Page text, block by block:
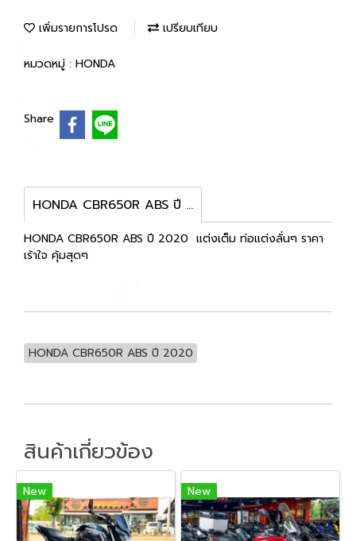
เพิ่มรายการโปรด เปรียบเทียบ
หมวดหมู่ : HONDA
Share
HONDA CBR650R ABS ปี 2020
HONDA CBR650R ABS ปี 2020 แต่งเต็ม ท่อแต่งลั่นๆ ราคา
เร้าใจ คุ้มสุดๆ
HONDA CBR650R ABS ปี 2020
สินค้าเกี่ยวข้อง
New New